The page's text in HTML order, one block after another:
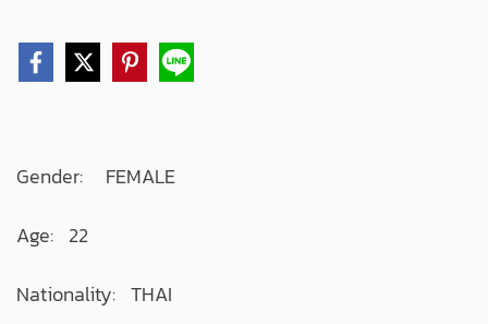
Gender: FEMALE
Age: 22
Nationality: THAI